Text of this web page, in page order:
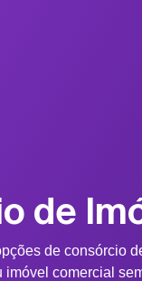
de
de consórcio
imóvel comercial